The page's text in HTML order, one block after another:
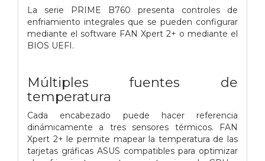
La serie PRIME B760 presenta controles de
enfriamiento integrales que se pueden configurar
mediante el software FAN Xpert 2+ o mediante el
BIOS UEFI.
Múltiples fuentes de
temperatura
Cada encabezado puede hacer referencia
dinámicamente a tres sensores térmicos. FAN
Xpert 2+ le permite mapear la temperatura de las
tarjetas gráficas ASUS compatibles para optimizar